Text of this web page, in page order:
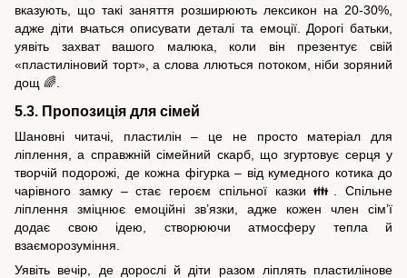
вказують, що такі заняття розширюють лексикон на 20-30%,
адже діти вчаться описувати деталі та емоції. Дорогі батьки,
уявіть захват вашого малюка, коли він презентує свій
«пластиліновий торт», а слова ллються потоком, ніби зоряний
дощ 🌈.
5.3. Пропозиція для сімей
Шановні читачі, пластилін – це не просто матеріал для
ліплення, а справжній сімейний скарб, що згуртовує серця у
творчій подорожі, де кожна фігурка – від кумедного котика до
чарівного замку – стає героєм спільної казки 👪. Спільне
ліплення зміцнює емоційні зв’язки, адже кожен член сім’ї
додає свою ідею, створюючи атмосферу тепла й
взаєморозуміння.
Уявіть вечір, де дорослі й діти разом ліплять пластилінове